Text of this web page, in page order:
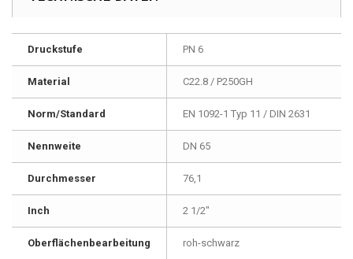
Druckstufe PN 6
Material C22.8 / P250GH
Norm/Standard EN 1092-1 Typ 11 / DIN 2631
Nennweite DN 65
Durchmesser 76,1
Inch 2 1/2"
Oberflächenbearbeitung roh-schwarz